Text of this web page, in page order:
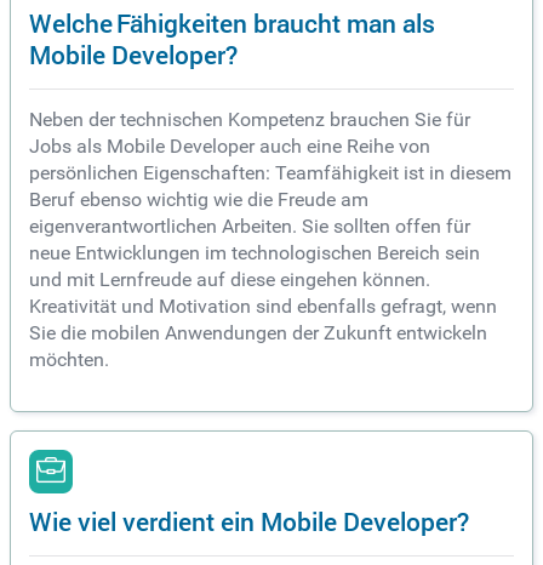
Welche Fähigkeiten braucht man als
Mobile Developer?
Neben der technischen Kompetenz brauchen Sie für
Jobs als Mobile Developer auch eine Reihe von
persönlichen Eigenschaften: Teamfähigkeit ist in diesem
Beruf ebenso wichtig wie die Freude am
eigenverantwortlichen Arbeiten. Sie sollten offen für
neue Entwicklungen im technologischen Bereich sein
und mit Lernfreude auf diese eingehen können.
Kreativität und Motivation sind ebenfalls gefragt, wenn
Sie die mobilen Anwendungen der Zukunft entwickeln
möchten.
Wie viel verdient ein Mobile Developer?